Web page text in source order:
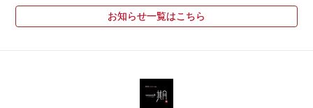
お知らせ一覧はこちら